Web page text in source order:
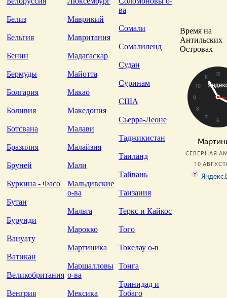
Белиз
Бельгия
Бенин
Бермуды
Болгария
Боливия
Ботсвана
Бразилия
Бруней
Буркина - Фасо
Бутан
Бурунди
Вануату
Ватикан
Великобритания
Венгрия
Маврикий
Мавритания
Мадагаскар
Майотта
Макао
Македония
Малави
Малайзия
Мали
Мальдивские
о-ва
Мальта
Марокко
Мартиника
Маршалловы
о-ва
Мексика
ва
Сомали
Сомалиленд
Судан
Суринам
США
Сьерра-Леоне
Таджикистан
Таиланд
Тайвань
Танзания
Теркс и Кайкос
Того
Токелау о-в
Тонга
Тринидад и
Тобаго
Время на
Антильских
Островах